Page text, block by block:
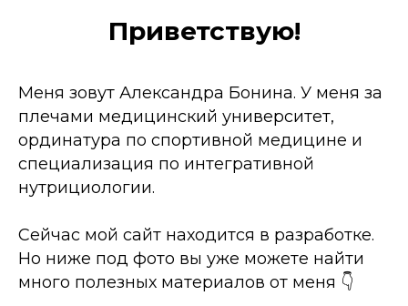
Приветствую!
Меня зовут Александра Бонина. У меня за
плечами медицинский университет,
ординатура по спортивной медицине и
специализация по интегративной
нутрициологии.
Сейчас мой сайт находится в разработке.
Но ниже под фото вы уже можете найти
много полезных материалов от меня 👇